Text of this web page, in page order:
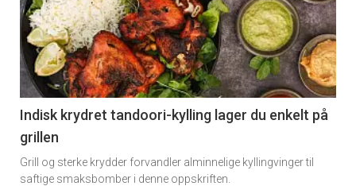
Indisk krydret tandoori-kylling lager du enkelt på
grillen
Grill og sterke krydder forvandler alminnelige kyllingvinger til
saftige smaksbomber i denne oppskriften.